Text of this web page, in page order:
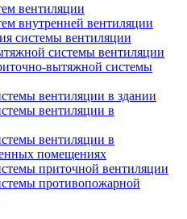
вентиляции
внутренней вентиляции
системы вентиляции
системы вентиляции
вытяжной системы
вентиляции в здании
вентиляции в
вентиляции в
помещениях
приточной вентиляции
противопожарной